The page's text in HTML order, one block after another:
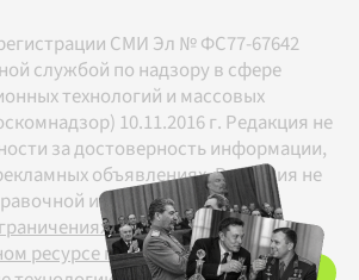
СМИ Эл № ФС77-67642
службой по надзору в сфере
технологий и массовых
10.11.2016 г. Редакция не
за достоверность информации,
объявлениях. Редакция не
информации.
ресурсе применяются